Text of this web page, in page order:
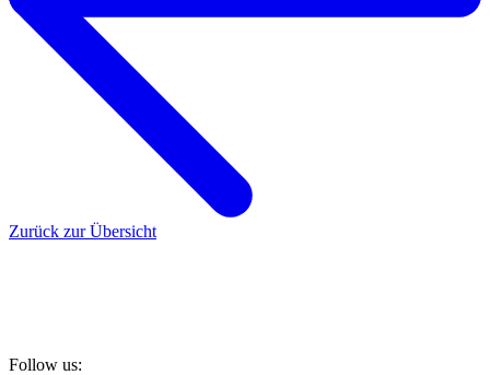
Zurück zur Übersicht
Follow us: